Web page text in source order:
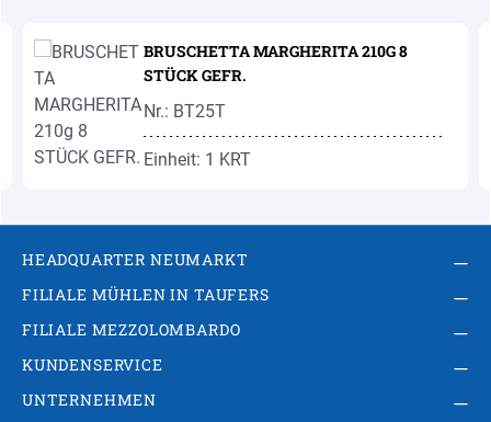
BRUSCHETTA MARGHERITA 210G 8
STÜCK GEFR.
Nr.: BT25T
Einheit: 1 KRT
HEADQUARTER NEUMARKT
FILIALE MÜHLEN IN TAUFERS
FILIALE MEZZOLOMBARDO
KUNDENSERVICE
UNTERNEHMEN